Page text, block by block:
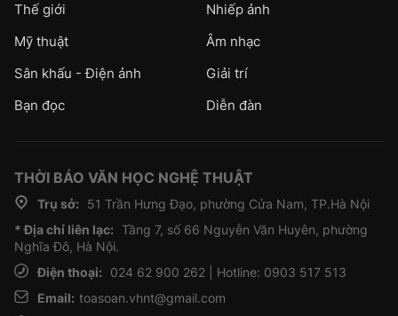
Thế giới
Nhiếp ảnh
Mỹ thuật
Âm nhạc
Sân khấu - Điện ảnh
Giải trí
Bạn đọc
Diễn đàn
THỜI BÁO VĂN HỌC NGHỆ THUẬT
Trụ sở:
51 Trần Hưng Đạo, phường Cửa Nam, TP.Hà Nội
* Địa chỉ liên lạc: Tầng 7, số 66 Nguyễn Văn Huyên, phường
Nghĩa Đô, Hà Nội.
Điện thoại:
024 62 900 262 | Hotline: 0903 517 513
Email: toasoan.vhnt@gmail.com